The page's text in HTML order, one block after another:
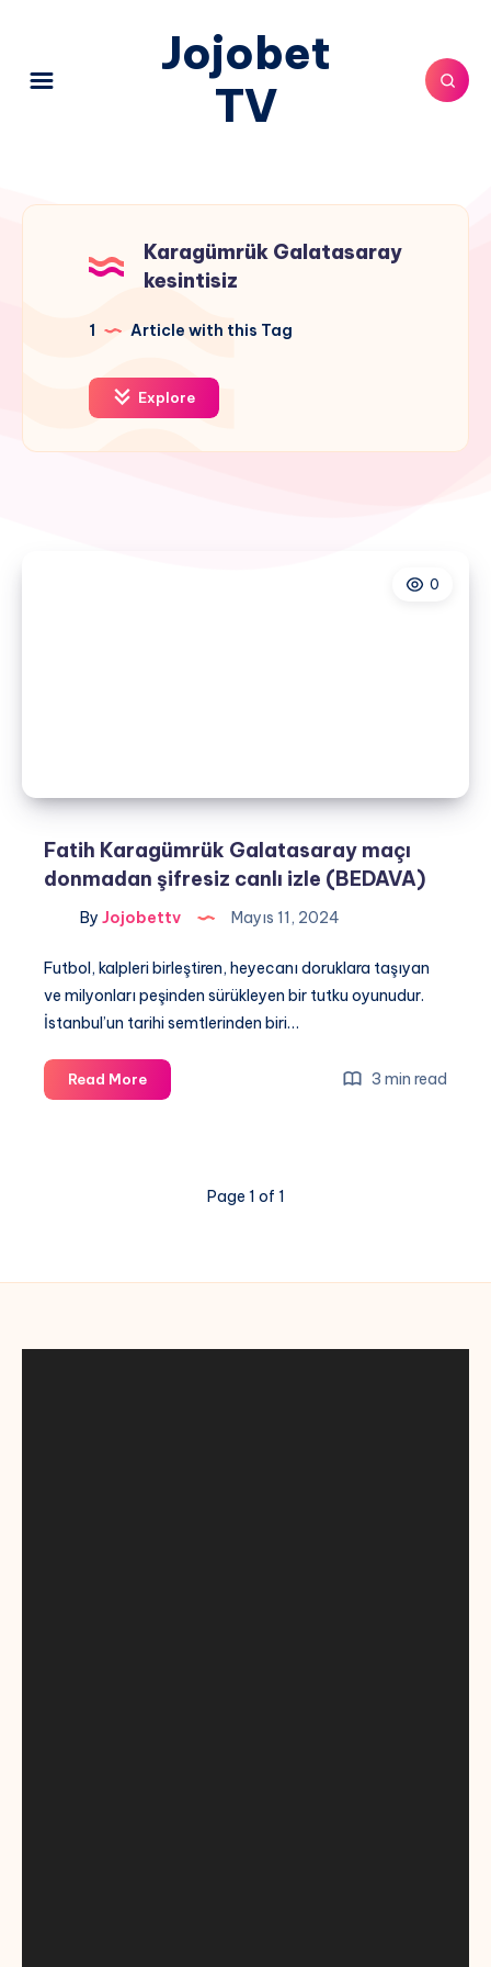
Jojobet
TV
Karagümrük Galatasaray
kesintisiz
1 Article with this Tag
Explore
0
Fatih Karagümrük Galatasaray maçı
donmadan şifresiz canlı izle (BEDAVA)
By Jojobettv Mayıs 11, 2024
Futbol, kalpleri birleştiren, heyecanı doruklara taşıyan
ve milyonları peşinden sürükleyen bir tutku oyunudur.
İstanbul’un tarihi semtlerinden biri…
Read MoreFatih
Karagümrük
(BEDAVA)
3 min read
Page 1 of 1